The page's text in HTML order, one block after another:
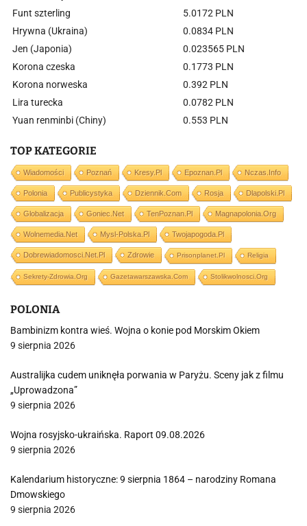
Funt szterling
5.0172 PLN
Hrywna (Ukraina)
0.0834 PLN
Jen (Japonia)
0.023565 PLN
Korona czeska
0.1773 PLN
Korona norweska
0.392 PLN
Lira turecka
0.0782 PLN
Yuan renminbi (Chiny)
0.553 PLN
TOP KATEGORIE
Wiadomości Poznań Kresy.pl Epoznan.pl Nczas.info
Polonia Publicystyka Dziennik.com Rosja Dlapolski.pl
Globalizacja Goniec.net TenPoznan.pl Magnapolonia.org
Wolnemedia.net Mysl-Polska.pl Twojapogoda.pl
Dobrewiadomosci.net.pl Zdrowie Prisonplanet.pl Religia
Sekrety-Zdrowia.org Gazetawarszawska.com Stolikwolnosci.org
POLONIA
Bambinizm kontra wieś. Wojna o konie pod Morskim Okiem
9 sierpnia 2026
Australijka cudem uniknęła porwania w Paryżu. Sceny jak z filmu
„Uprowadzona”
9 sierpnia 2026
Wojna rosyjsko-ukraińska. Raport 09.08.2026
9 sierpnia 2026
Kalendarium historyczne: 9 sierpnia 1864 – narodziny Romana
Dmowskiego
9 sierpnia 2026